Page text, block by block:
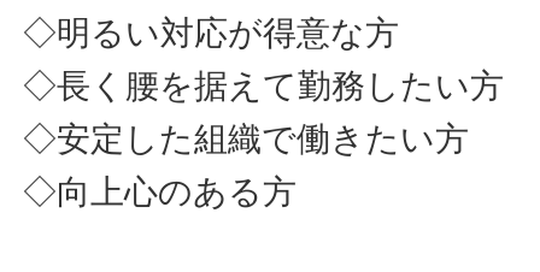
◇明るい対応が得意な方
◇長く腰を据えて勤務したい方
◇安定した組織で働きたい方
◇向上心のある方